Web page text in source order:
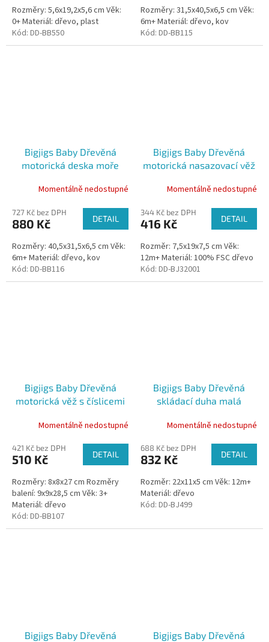
Rozměry: 5,6x19,2x5,6 cm Věk:
0+ Materiál: dřevo, plast
Kód: DD-BB550
Rozměry: 31,5x40,5x6,5 cm Věk:
6m+ Materiál: dřevo, kov
Kód: DD-BB115
Bigjigs Baby Dřevěná
motorická deska moře
Momentálně nedostupné
727 Kč bez DPH
880 Kč DETAIL
Rozměry: 40,5x31,5x6,5 cm Věk:
6m+ Materiál: dřevo, kov
Kód: DD-BB116
Bigjigs Baby Dřevěná
motorická nasazovací věž
Momentálně nedostupné
344 Kč bez DPH
416 Kč DETAIL
Rozměr: 7,5x19x7,5 cm Věk:
12m+ Materiál: 100% FSC dřevo
Kód: DD-BJ32001
Bigjigs Baby Dřevěná
motorická věž s číslicemi
Momentálně nedostupné
421 Kč bez DPH
510 Kč DETAIL
Rozměry: 8x8x27 cm Rozměry
balení: 9x9x28,5 cm Věk: 3+
Materiál: dřevo
Kód: DD-BB107
Bigjigs Baby Dřevěná
skládací duha malá
Momentálně nedostupné
688 Kč bez DPH
832 Kč DETAIL
Rozměr: 22x11x5 cm Věk: 12m+
Materiál: dřevo
Kód: DD-BJ499
Bigjigs Baby Dřevěná
Bigjigs Baby Dřevěná